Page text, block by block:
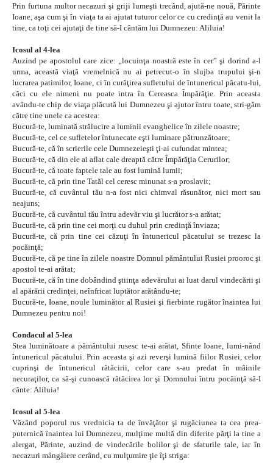
Prin furtuna multor necazuri şi griji lumeşti trecând, ajută-ne nouă, Părinte
Ioane, aşa cum şi în viaţa ta ai ajutat tuturor celor ce cu credinţă au venit la
tine, ca toţi cei ajutaţi de tine să-I cântăm lui Dumnezeu: Aliluia!
Icosul al 4-lea
Auzind pe apostolul care zice: „locuinţa noastră este în cer” şi dorind a-l
urma, această viaţă vremelnică nu ai petrecut-o în slujba trupului şi-n
lucrarea patimilor, Ioane, ci în curăţirea sufletului de întunericul păcatu-lui,
căci cu ele nimeni nu poate intra în Cereasca Împărăţie. Prin aceasta
avându-te chip de viaţa plăcută lui Dumnezeu şi ajutor întru toate, stri-găm
către tine unele ca acestea:
Bucură-te, luminată strălucire a luminii evanghelice în zilele noastre;
Bucură-te, cel ce sufletelor întunecate eşti luminare pătrunzătoare;
Bucură-te, că în scrierile cele Dumnezeieşti ţi-ai cufundat mintea;
Bucură-te, că din ele ai aflat cale dreaptă către Împărăţia Cerurilor;
Bucură-te, că toate faptele tale au fost lumină lumii;
Bucură-te, că prin tine Tatăl cel ceresc minunat s-a proslavit;
Bucură-te, că cuvântul tău n-a fost nici chimval răsunător, nici mort sau
neajuns;
Bucură-te, că cuvântul tău întru adevăr viu şi lucrător s-a arătat;
Bucură-te, că prin tine cei morţi cu duhul prin credinţă înviaza;
Bucură-te, că prin tine cei căzuţi în întunericul păcatului se trezesc la
pocăinţă;
Bucură-te, că pe tine în zilele noastre Domnul pământului Rusiei prooroc şi
apostol te-ai arătat;
Bucură-te, că în tine dobândind ştiinţa adevărului ai luat darul vindecării şi
al apărării credinţei, neînfricat luptător arătându-te;
Bucură-te, Ioane, noule luminător al Rusiei şi fierbinte rugător înaintea lui
Dumnezeu pentru noi!
Condacul al 5-lea
Stea luminătoare a pământului rusesc te-ai arătat, Sfinte Ioane, lumi-nând
întunericul păcatului. Prin aceasta şi azi reverşi lumină fiilor Rusiei, celor
cuprinşi de întunericul rătăcirii, celor care s-au predat în mâinile
necuraţilor, ca să-şi cunoască rătăcirea lor şi Domnului întru pocăinţă să-I
cânte: Aliluia!
Icosul al 5-lea
Văzând poporul rus vrednicia ta de învăţător şi rugăciunea ta cea prea-
puternică înaintea lui Dumnezeu, mulţime multă din diferite părţi la tine a
alergat, Părinte, auzind de vindecările bolilor şi de sfaturile tale, iar în
necazuri mângâiere cerând, cu mulţumire ţie îţi striga: